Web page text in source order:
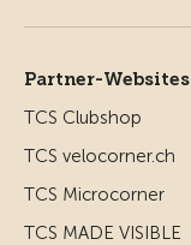
Partner-Websites
TCS Clubshop
TCS velocorner.ch
TCS Microcorner
TCS MADE VISIBLE